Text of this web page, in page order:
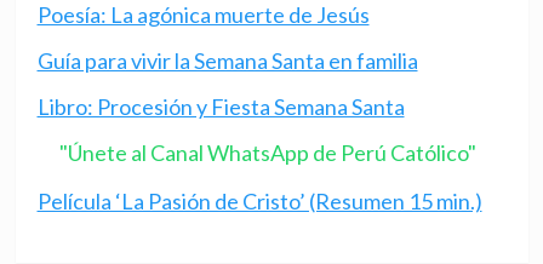
Poesía: La agónica muerte de Jesús
Guía para vivir la Semana Santa en familia
Libro: Procesión y Fiesta Semana Santa
"Únete al Canal WhatsApp de Perú Católico"
Película ‘La Pasión de Cristo’ (Resumen 15 min.)